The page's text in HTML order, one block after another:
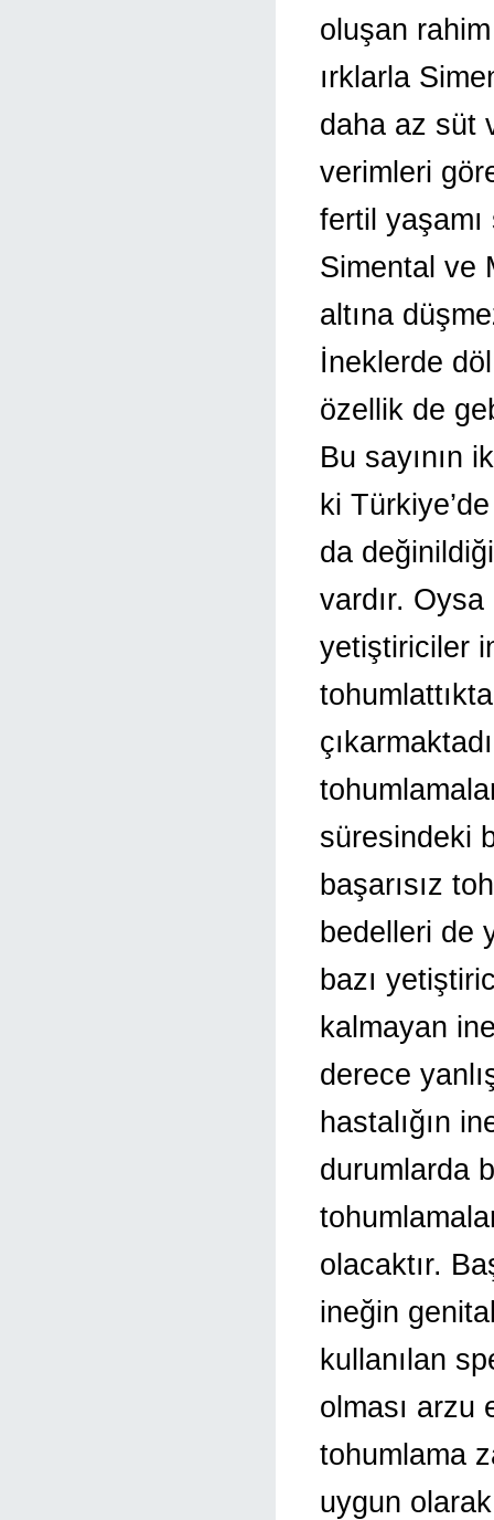
oluşan
ırklarla
daha az süt
verimleri
fertil
Simental ve
altına
İneklerde
özellik de
Bu sayının
ki
da
vardır. Oysa
yetiştiriciler
süresindeki
başarısız
bedelleri de
bazı
kalmayan
derece
hastalığın
durumlarda
olacaktır.
ineğin genital
kullanılan
olması arzu
tohumlama
uygun